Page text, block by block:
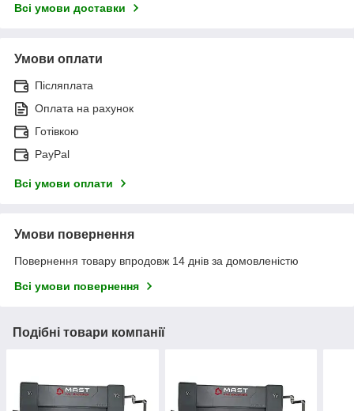
Всі умови доставки
Умови оплати
Післяплата
Оплата на рахунок
Готівкою
PayPal
Всі умови оплати
Умови повернення
Повернення товару впродовж 14 днів за домовленістю
Всі умови повернення
Подібні товари компанії